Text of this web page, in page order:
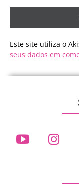
Este site utiliza o
seus dados em